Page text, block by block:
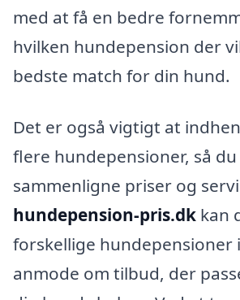
med at få en bedre
hvilken hundepension der
bedste match for din hund.
Det er også vigtigt at
flere hundepensioner, så du
sammenligne priser og
hundepension-pris.dk kan
forskellige hundepensioner
anmode om tilbud, der